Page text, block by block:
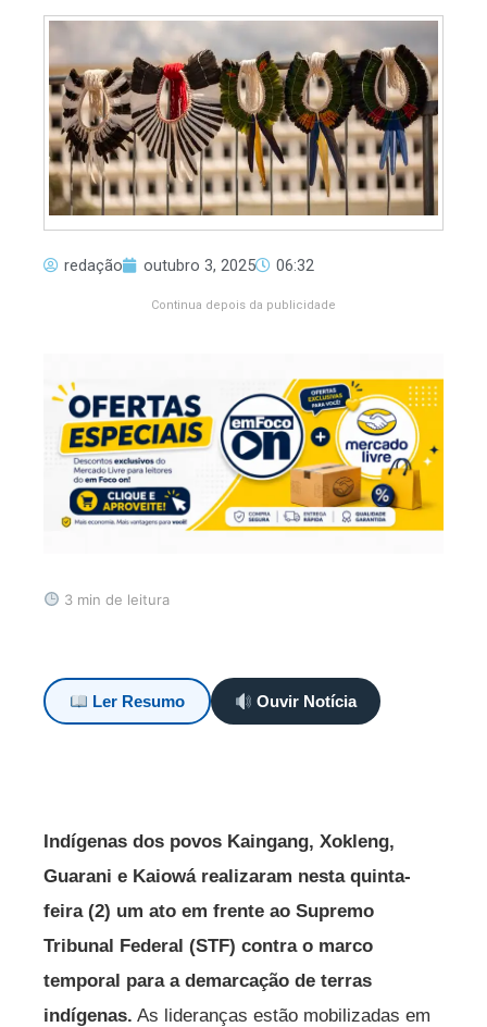
redação outubro 3, 2025 06:32
Continua depois da publicidade
3 min de leitura
Ler Resumo Ouvir Notícia
Indígenas dos povos Kaingang, Xokleng,
Guarani e Kaiowá realizaram nesta quinta-
feira (2) um ato em frente ao Supremo
Tribunal Federal (STF) contra o marco
temporal para a demarcação de terras
indígenas. As lideranças estão mobilizadas em